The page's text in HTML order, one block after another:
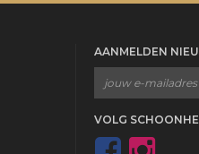
AANMELDEN
VOLG